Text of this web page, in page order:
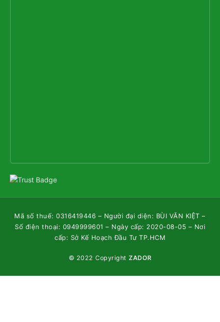
Mã số thuế: 0316419446 – Người đại diện: BÙI VĂN KIỆT –
Số điện thoại: 0949999601 – Ngày cấp: 2020-08-05 – Nơi
cấp: Sở Kế Hoạch Đầu Tư TP.HCM
© 2022 Copyright ZADOR